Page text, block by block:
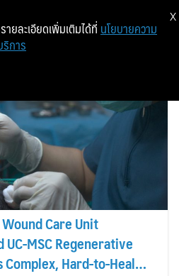
Care Unit
MSC Regenerative
Hard-to-Heal
ยละเอียดเพิ่มเติมได้ที่ นโยบายความ
ริการ
X